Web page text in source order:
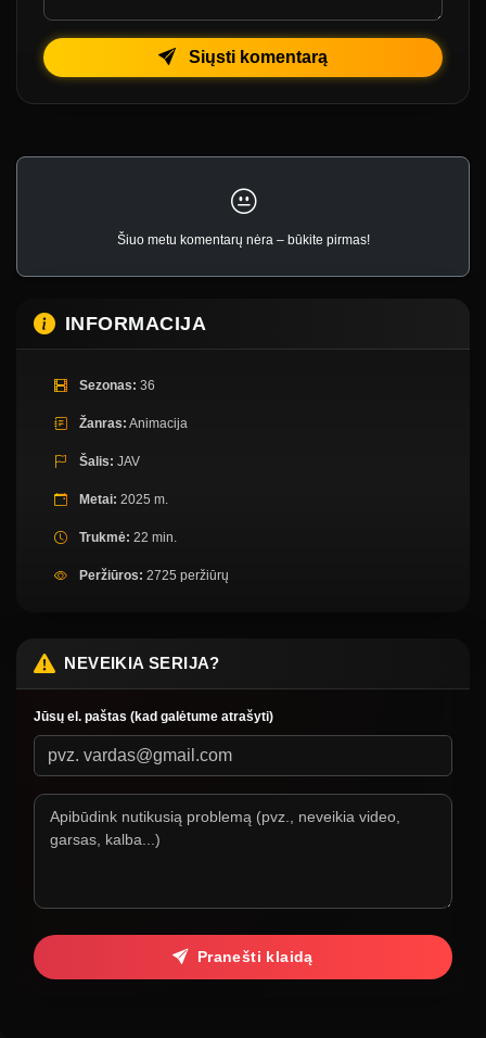
Siųsti komentarą
Šiuo metu komentarų nėra – būkite pirmas!
INFORMACIJA
Sezonas: 36
Žanras: Animacija
Šalis: JAV
Metai: 2025 m.
Trukmė: 22 min.
Peržiūros: 2725 peržiūrų
NEVEIKIA SERIJA?
Jūsų el. paštas (kad galėtume atrašyti)
Pranešti klaidą